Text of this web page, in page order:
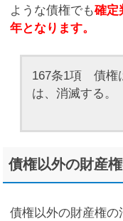
ような債権でも確定
年となります。
167条1項 債権
は、消滅する。
債権以外の財産
債権以外の財産権